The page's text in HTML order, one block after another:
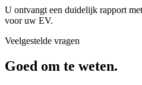
U ontvangt een duidelijk rapport
voor uw EV.
Veelgestelde vragen
Goed om te weten.